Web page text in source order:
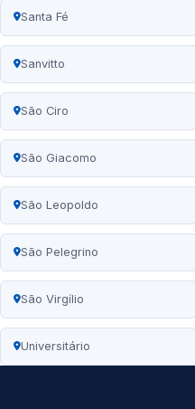
Santa Fé
Sanvitto
São Ciro
São Giacomo
São Leopoldo
São Pelegrino
São Virgílio
Universitário